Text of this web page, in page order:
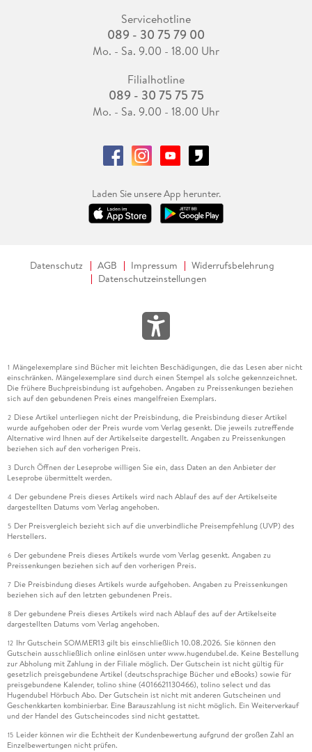
Servicehotline
089 - 30 75 79 00
Mo. - Sa. 9.00 - 18.00 Uhr
Filialhotline
089 - 30 75 75 75
Mo. - Sa. 9.00 - 18.00 Uhr
Laden Sie unsere App herunter.
Datenschutz AGB Impressum
Widerrufsbelehrung
Datenschutzeinstellungen
1 Mängelexemplare sind Bücher mit leichten Beschädigungen, die das Lesen aber nicht
einschränken. Mängelexemplare sind durch einen Stempel als solche gekennzeichnet.
Die frühere Buchpreisbindung ist aufgehoben. Angaben zu Preissenkungen beziehen
sich auf den gebundenen Preis eines mangelfreien Exemplars.
2 Diese Artikel unterliegen nicht der Preisbindung, die Preisbindung dieser Artikel
wurde aufgehoben oder der Preis wurde vom Verlag gesenkt. Die jeweils zutreffende
Alternative wird Ihnen auf der Artikelseite dargestellt. Angaben zu Preissenkungen
beziehen sich auf den vorherigen Preis.
3 Durch Öffnen der Leseprobe willigen Sie ein, dass Daten an den Anbieter der
Leseprobe übermittelt werden.
4 Der gebundene Preis dieses Artikels wird nach Ablauf des auf der Artikelseite
dargestellten Datums vom Verlag angehoben.
5 Der Preisvergleich bezieht sich auf die unverbindliche Preisempfehlung (UVP) des
Herstellers.
6 Der gebundene Preis dieses Artikels wurde vom Verlag gesenkt. Angaben zu
Preissenkungen beziehen sich auf den vorherigen Preis.
7 Die Preisbindung dieses Artikels wurde aufgehoben. Angaben zu Preissenkungen
beziehen sich auf den letzten gebundenen Preis.
8 Der gebundene Preis dieses Artikels wird nach Ablauf des auf der Artikelseite
dargestellten Datums vom Verlag angehoben.
12 Ihr Gutschein SOMMER13 gilt bis einschließlich 10.08.2026. Sie können den
Gutschein ausschließlich online einlösen unter www.hugendubel.de. Keine Bestellung
zur Abholung mit Zahlung in der Filiale möglich. Der Gutschein ist nicht gültig für
gesetzlich preisgebundene Artikel (deutschsprachige Bücher und eBooks) sowie für
preisgebundene Kalender, tolino shine (4016621130466), tolino select und das
Hugendubel Hörbuch Abo. Der Gutschein ist nicht mit anderen Gutscheinen und
Geschenkkarten kombinierbar. Eine Barauszahlung ist nicht möglich. Ein Weiterverkauf
und der Handel des Gutscheincodes sind nicht gestattet.
15 Leider können wir die Echtheit der Kundenbewertung aufgrund der großen Zahl an
Einzelbewertungen nicht prüfen.